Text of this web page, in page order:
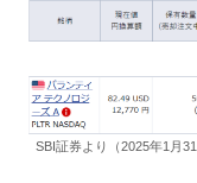
SBI証券より（2025年1月31